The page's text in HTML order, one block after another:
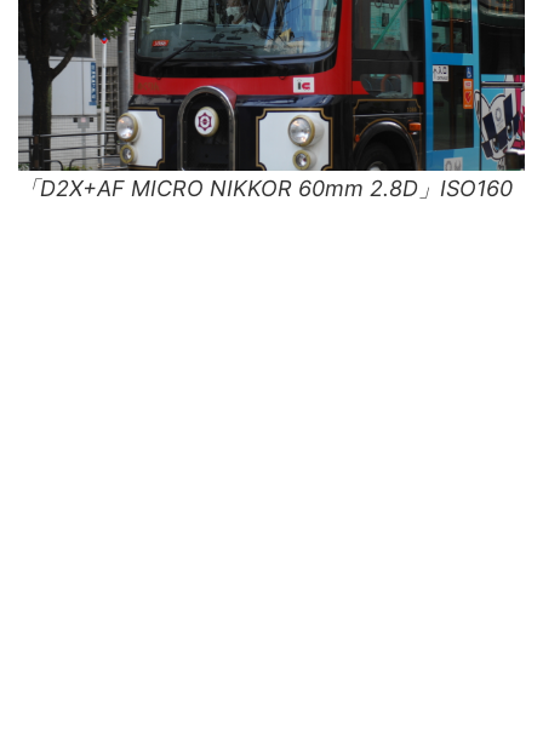
「D2X+AF MICRO NIKKOR 60mm 2.8D」ISO160